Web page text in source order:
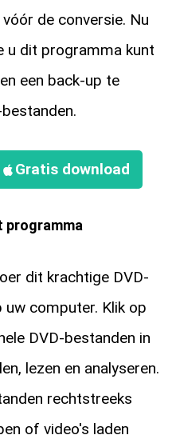
de conversie. Nu
u dit programma kunt
een back-up te
Gratis download
programma
dit krachtige DVD-
computer. Klik op
DVD-bestanden in
lezen en analyseren.
rechtstreeks
of video's laden